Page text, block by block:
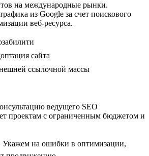
на международные рынки.
из Google за счет поискового
веб-ресурса.
сайта
ссылочной массы
ведущего SEO
проектам с ограниченным бюджетом и
Укажем на ошибки в оптимизации,